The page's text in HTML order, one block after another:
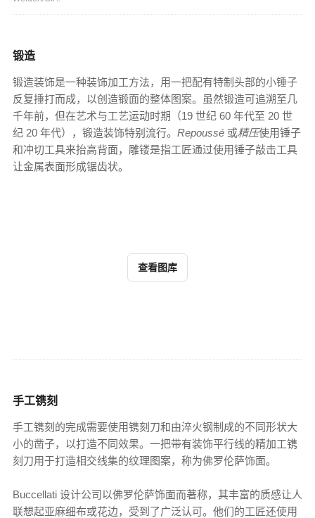
锻造
锻造装饰是一种装饰加工方法，用一把配有特制头部的小锤子
反复捶打而成，以创造锻面的整体图案。虽然锻造可追溯至几
千年前，但在艺术与工艺运动时期（19 世纪 60 年代至 20 世
纪 20 年代），锻造装饰特别流行。 Repoussé 或精压使用锤子
和冲切工具来抬高背面，雕镂是指工匠通过使用锤子敲击工具
让金属表面形成锯齿状。
查看图库
手工镌刻
手工镌刻的完成需要使用镌刻刀和由淬火钢制成的不同形状大
小的凿子，以打造不同效果。一把带有装饰平行线的精加工镌
刻刀用于打造相交线集的纹理图案，称为佛罗伦萨饰面。
Buccellati 设计公司以佛罗伦萨饰面而著称，其丰富的质感让人
联想起亚麻细布或花边，受到了广泛认可。他们的工匠还使用